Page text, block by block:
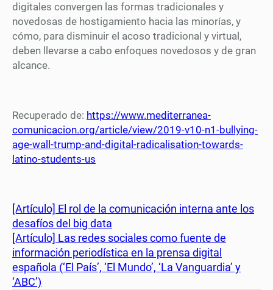
digitales convergen las formas tradicionales y
novedosas de hostigamiento hacia las minorías, y
cómo, para disminuir el acoso tradicional y virtual,
deben llevarse a cabo enfoques novedosos y de gran
alcance.
Recuperado de: https://www.mediterranea-
comunicacion.org/article/view/2019-v10-n1-bullying-
age-wall-trump-and-digital-radicalisation-towards-
latino-students-us
[Artículo] El rol de la comunicación interna ante los
desafíos del big data
[Artículo] Las redes sociales como fuente de
información periodística en la prensa digital
española (‘El País’, ‘El Mundo’, ‘La Vanguardia’ y
‘ABC’)